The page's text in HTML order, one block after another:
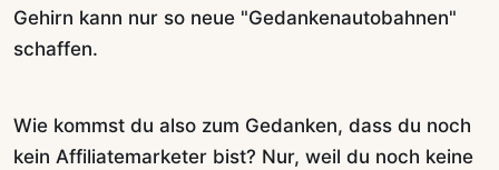
Gehirn kann nur so neue "Gedankenautobahnen"
schaffen.
Wie kommst du also zum Gedanken, dass du noch
kein Affiliatemarketer bist? Nur, weil du noch keine